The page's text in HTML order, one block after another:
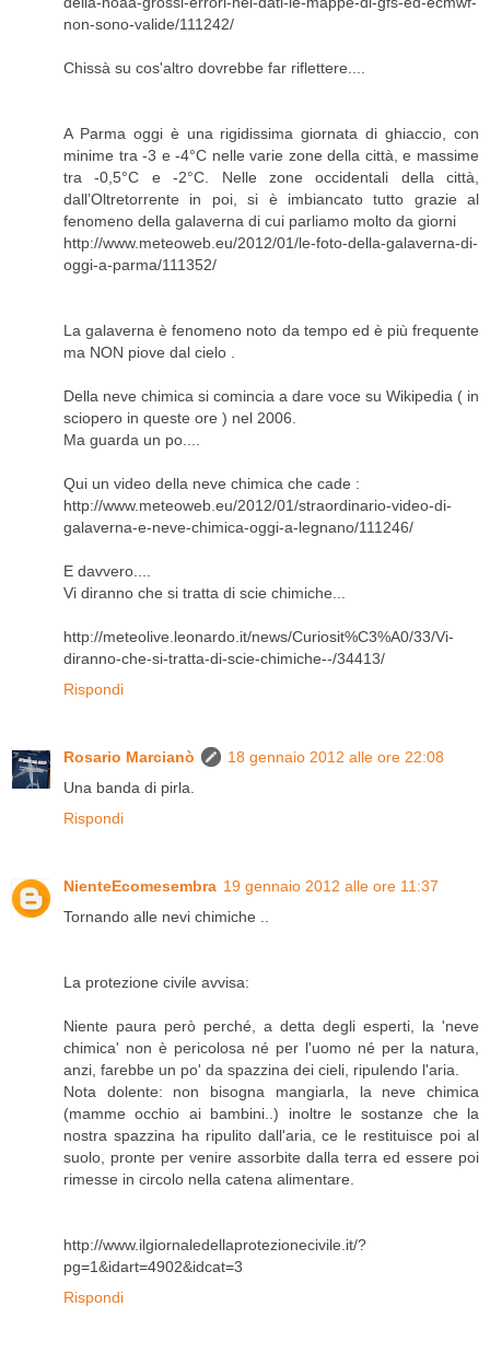
non-sono-valide/111242/
Chissà su cos'altro dovrebbe far riflettere....
A Parma oggi è una rigidissima giornata di ghiaccio, con
minime tra -3 e -4°C nelle varie zone della città, e massime
tra -0,5°C e -2°C. Nelle zone occidentali della città,
dall’Oltretorrente in poi, si è imbiancato tutto grazie al
fenomeno della galaverna di cui parliamo molto da giorni
http://www.meteoweb.eu/2012/01/le-foto-della-galaverna-di-
oggi-a-parma/111352/
La galaverna è fenomeno noto da tempo ed è più frequente
ma NON piove dal cielo .
Della neve chimica si comincia a dare voce su Wikipedia ( in
sciopero in queste ore ) nel 2006.
Ma guarda un po....
Qui un video della neve chimica che cade :
http://www.meteoweb.eu/2012/01/straordinario-video-di-
galaverna-e-neve-chimica-oggi-a-legnano/111246/
E davvero....
Vi diranno che si tratta di scie chimiche...
http://meteolive.leonardo.it/news/Curiosit%C3%A0/33/Vi-
diranno-che-si-tratta-di-scie-chimiche--/34413/
Rispondi
Rosario Marcianò
18 gennaio 2012 alle ore 22:08
Una banda di pirla.
Rispondi
NienteEcomesembra 19 gennaio 2012 alle ore 11:37
Tornando alle nevi chimiche ..
La protezione civile avvisa:
Niente paura però perché, a detta degli esperti, la 'neve
chimica' non è pericolosa né per l'uomo né per la natura,
anzi, farebbe un po' da spazzina dei cieli, ripulendo l'aria.
Nota dolente: non bisogna mangiarla, la neve chimica
(mamme occhio ai bambini..) inoltre le sostanze che la
nostra spazzina ha ripulito dall'aria, ce le restituisce poi al
suolo, pronte per venire assorbite dalla terra ed essere poi
rimesse in circolo nella catena alimentare.
http://www.ilgiornaledellaprotezionecivile.it/?
pg=1&idart=4902&idcat=3
Rispondi